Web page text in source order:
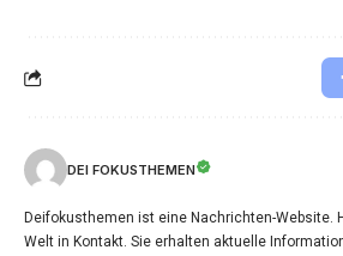
DEI FOKUSTHEMEN
Deifokusthemen ist eine Nachrichten-Website.
Welt in Kontakt. Sie erhalten aktuelle